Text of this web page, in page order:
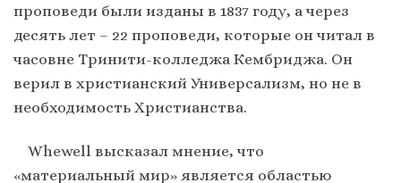
проповеди были изданы в 1837 году, а через
десять лет – 22 проповеди, которые он читал в
часовне Тринити-колледжа Кембриджа. Он
верил в христианский Универсализм, но не в
необходимость Христианства.
Whewell высказал мнение, что
«материальный мир» является областью